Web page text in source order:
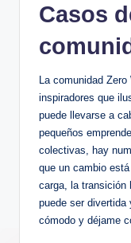
Casos
La comunidad
inspiradores que
puede llevarse a
pequeños
colectivas, hay
que un cambio
carga, la transición
puede ser divertida
cómodo y déjame